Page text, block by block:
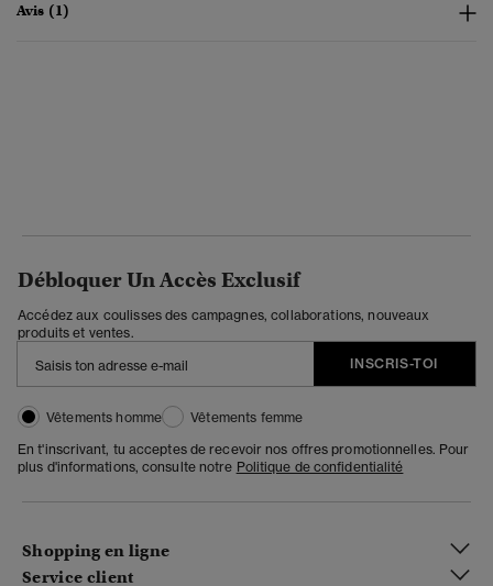
Avis (1)
Débloquer Un Accès Exclusif
Accédez aux coulisses des campagnes, collaborations, nouveaux
produits et ventes.
INSCRIS-TOI
Vêtements homme
Vêtements femme
En t'inscrivant, tu acceptes de recevoir nos offres promotionnelles. Pour
plus d'informations, consulte notre Politique de confidentialité
Shopping en ligne
Service client